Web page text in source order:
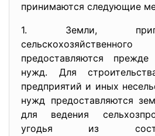
принимаются следующие
1. Земли,
предоставляются
нужд. Для
предприятий и иных
нужд предоставляются
для ведения
угодья из